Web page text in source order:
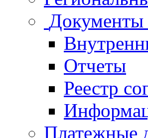
Отчеты
Реестр
Платежные